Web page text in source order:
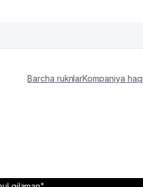
Barcha ruknlarKompaniya
- 2026 / O'zbekiston "sariq